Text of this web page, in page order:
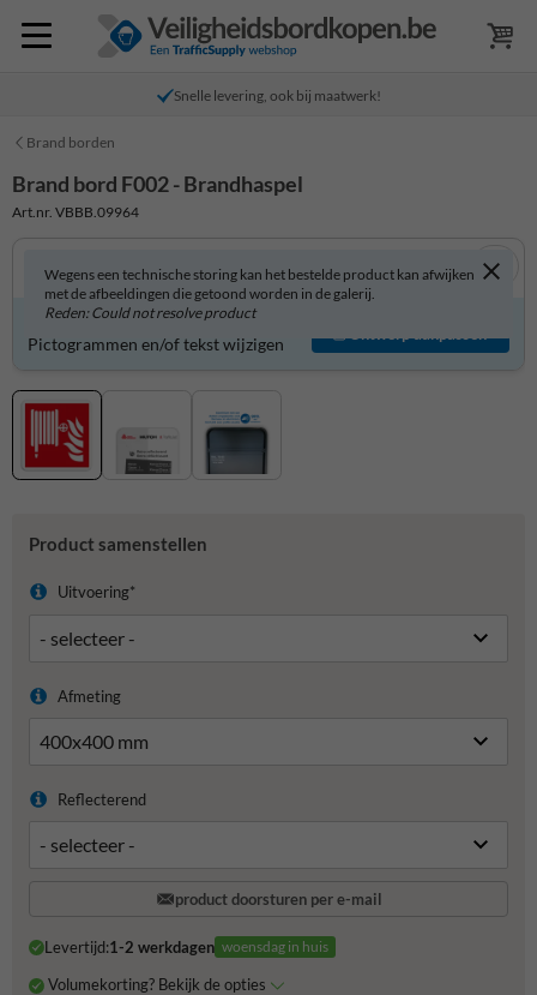
Snelle levering, ook bij maatwerk!
Brand borden
Brand bord F002 - Brandhaspel
Art.nr. VBBB.09964
Wegens een technische storing kan het bestelde product kan afwijken
met de afbeeldingen die getoond worden in de galerij.
Reden: Could not resolve product
Product zelf aanpassen?
Pictogrammen en/of tekst wijzigen
Ontwerp aanpassen
Product samenstellen
Uitvoering*
Afmeting
Reflecterend
product doorsturen per e-mail
Levertijd:1-2 werkdagen woensdag in huis
Volumekorting? Bekijk de opties